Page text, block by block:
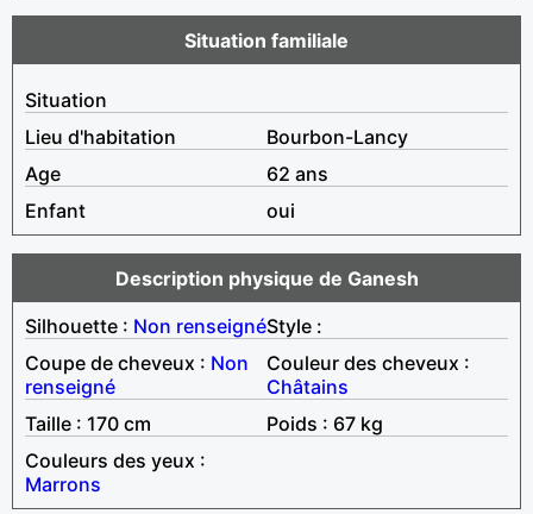
Situation familiale
Situation
Lieu d'habitation
Bourbon-Lancy
Age
62 ans
Enfant
oui
Description physique de Ganesh
Silhouette : Non renseignéStyle :
Coupe de cheveux : Non
renseigné
Couleur des cheveux :
Châtains
Taille : 170 cm
Poids : 67 kg
Couleurs des yeux :
Marrons